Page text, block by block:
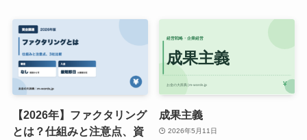
【2026年】ファクタリング
とは？仕組みと注意点、資
成果主義
2026年5月11日